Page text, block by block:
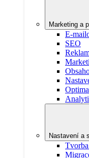
Marketing a
E-
SEO
Nastavení a